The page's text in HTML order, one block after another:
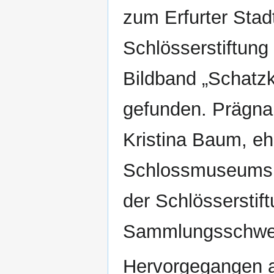
zum Erfurter
Bildband
gefunden.
Kristina Baum,
der
Hervorgegangen